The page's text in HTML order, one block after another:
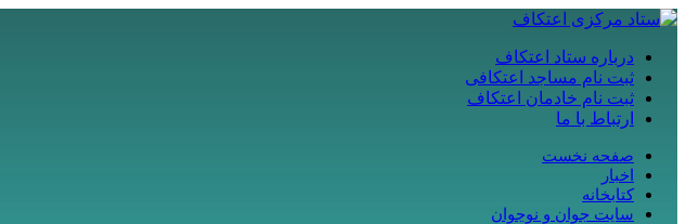
درباره ستاد اعتکاف
ثبت نام مساجد اعتکافی
ثبت نام خادمان اعتکاف
ارتباط با ما
صفحه نخست
اخبار
کتابخانه
سایت جوان و نوجوان